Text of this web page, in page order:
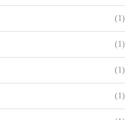
(1)
(1)
(1)
(1)